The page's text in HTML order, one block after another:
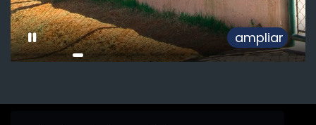
ampliar